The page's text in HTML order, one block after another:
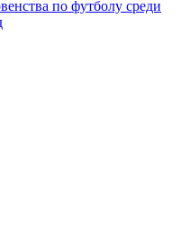
по футболу среди